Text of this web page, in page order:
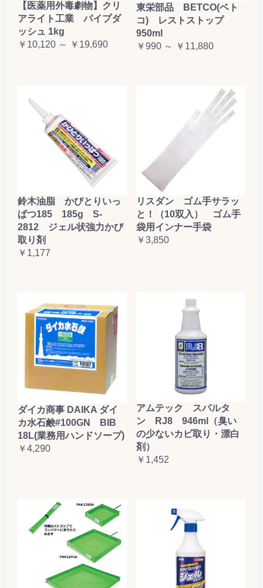
【医薬用外毒劇物】クリ
アライト工業 パイプダ
ッシュ 1kg
￥10,120 ～ ￥19,690
東栄部品 BETCO(ベト
コ) レストストップ
950ml
￥990 ～ ￥11,880
鈴木油脂 かびとりいっ
ぱつ185 185g S-
2812 ジェル状強力かび
取り剤
￥1,177
リスダン ゴム手サラッ
と！（10双入） ゴム手
袋用インナー手袋
￥3,850
ダイカ商事 DAIKA ダイ
カ水石鹸#100GN BIB
18L(業務用ハンドソープ)
￥4,290
アムテック スパルタ
ン RJ8 946ml（臭い
の少ないカビ取り・漂白
剤）
￥1,452